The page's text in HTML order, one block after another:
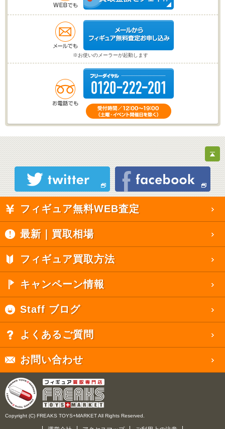
※お使いのメーラーが起動します
フィギュア無料WEB査定
最新｜買取相場
フィギュア買取方法
キャンペーン情報
Staff ブログ
よくあるご質問
お問い合わせ
Copyright (C) FREAKS TOYS+MARKET All Rights Reserved.